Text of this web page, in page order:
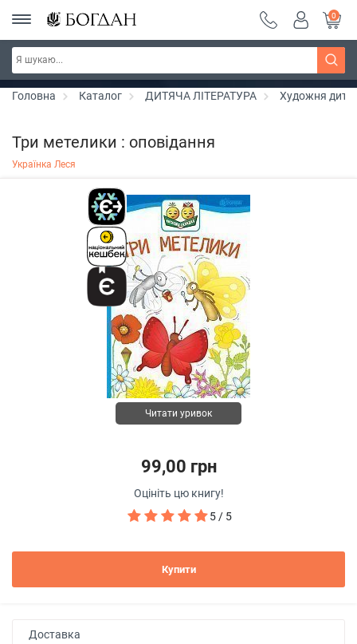
Серія "Чейзіана" ~ знижка 20%
0
Головна Каталог ДИТЯЧА ЛІТЕРАТУРА Художня
Три метелики : оповідання
Українка Леся
Читати уривок
99,00 грн
Оцініть цю книгу!
5 / 5
Купити
Доставка